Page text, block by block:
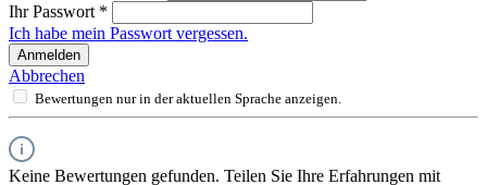
Ihr Passwort *
Ich habe mein Passwort vergessen.
Anmelden
Abbrechen
Bewertungen nur in der aktuellen Sprache anzeigen.
Keine Bewertungen gefunden. Teilen Sie Ihre Erfahrungen mit